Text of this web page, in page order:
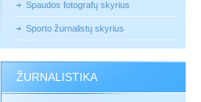
Spaudos fotografų skyrius
Sporto žurnalistų skyrius
ŽURNALISTIKA